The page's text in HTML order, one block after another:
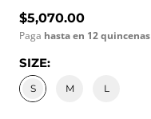
Precio normal
$5,070.00
Paga hasta en 12 quincenas
SIZE:
S M L